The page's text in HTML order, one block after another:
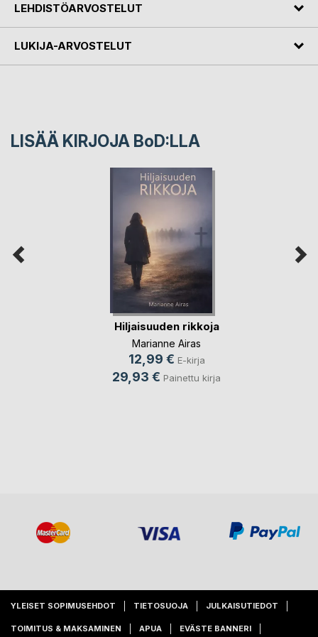
LEHDISTÖARVOSTELUT
LUKIJA-ARVOSTELUT
LISÄÄ KIRJOJA BoD:LLA
Hiljaisuuden rikkoja
Marianne Airas
12,99 € E-kirja
29,93 € Painettu kirja
YLEISET SOPIMUSEHDOT TIETOSUOJA JULKAISUTIEDOT
TOIMITUS & MAKSAMINEN APUA EVÄSTE BANNERI